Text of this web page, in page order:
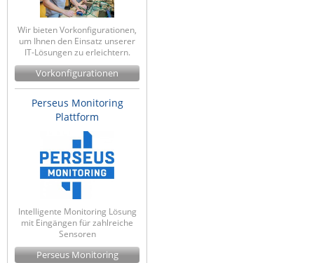
Wir bieten Vorkonfigurationen,
um Ihnen den Einsatz unserer
IT-Lösungen zu erleichtern.
Vorkonfigurationen
Perseus Monitoring
Plattform
Intelligente Monitoring Lösung
mit Eingängen für zahlreiche
Sensoren
Perseus Monitoring